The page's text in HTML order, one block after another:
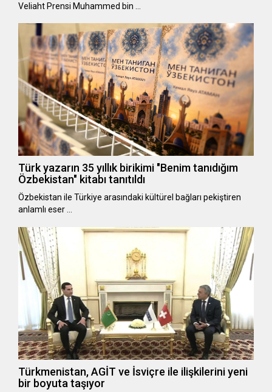
Veliaht Prensi Muhammed bin …
Türk yazarın 35 yıllık birikimi "Benim tanıdığım
Özbekistan" kitabı tanıtıldı
Özbekistan ile Türkiye arasındaki kültürel bağları pekiştiren
anlamlı eser …
Türkmenistan, AGİT ve İsviçre ile ilişkilerini yeni
bir boyuta taşıyor